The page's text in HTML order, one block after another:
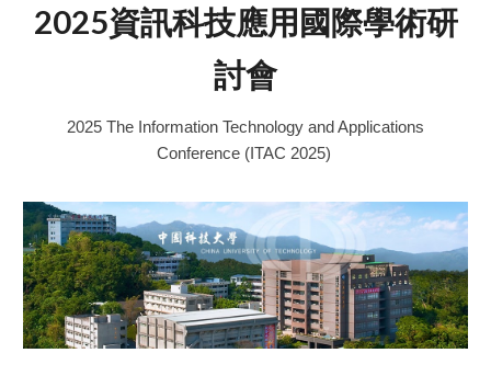
2025資訊科技應用國際學術研
討會
2025 The Information Technology and Applications
Conference (ITAC 2025)